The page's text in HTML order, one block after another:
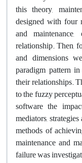
this theory,
designed with four
and
relationship. Then,
and dimensions
paradigm pattern
their relationships.
to the fuzzy
software the
mediators,
methods of
maintenance and
failure was